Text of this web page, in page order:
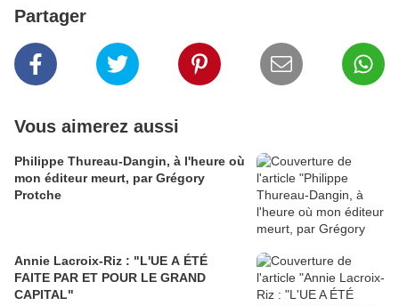
Partager
Vous aimerez aussi
Philippe Thureau-Dangin, à l'heure où
mon éditeur meurt, par Grégory
Protche
Annie Lacroix-Riz : "L'UE A ÉTÉ
FAITE PAR ET POUR LE GRAND
CAPITAL"